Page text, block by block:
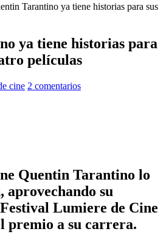
Tarantino ya tiene historias para sus
ya tiene historias para
películas
cine 2 comentarios
Quentin Tarantino lo
aprovechando su
Lumiere de Cine
premio a su carrera.